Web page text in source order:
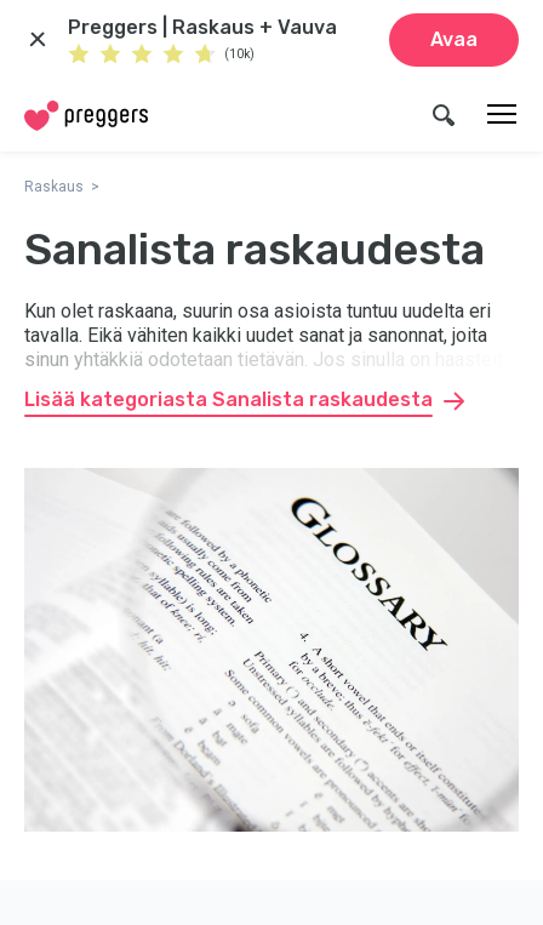
Preggers | Raskaus + Vauva
(10k)
Avaa
Raskaus
Sanalista raskaudesta
Kun olet raskaana, suurin osa asioista tuntuu uudelta eri
tavalla. Eikä vähiten kaikki uudet sanat ja sanonnat, joita
sinun yhtäkkiä odotetaan tietävän. Jos sinulla on haasteita
raskausaikaan, joka auttaa sinua pysymään kärryillä. Täältä
Lisää kategoriasta Sanalista raskaudesta